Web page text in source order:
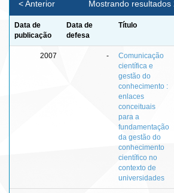
Mostrando resultados
< Anterior
Data de
publicação
Data de
defesa
Título
2007 -
Comunicação
científica e
gestão do
conhecimento :
enlaces
conceituais
para a
fundamentação
da gestão do
conhecimento
científico no
contexto de
universidades